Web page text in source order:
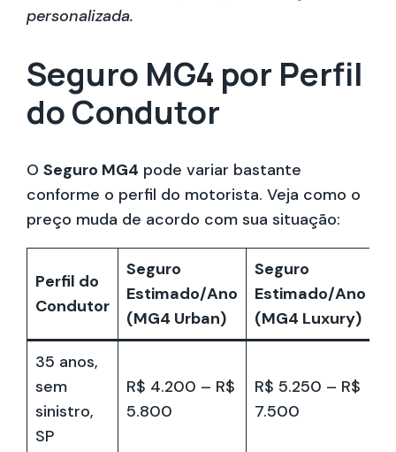
personalizada.
Seguro MG4 por Perfil
do Condutor
O Seguro MG4 pode variar bastante
conforme o perfil do motorista. Veja como o
preço muda de acordo com sua situação:
Perfil do
Condutor
Seguro
Estimado/Ano
(MG4 Urban)
Seguro
Estimado/Ano
(MG4 Luxury)
35 anos,
sem
sinistro,
SP
R$ 4.200 – R$
5.800
R$ 5.250 – R$
7.500